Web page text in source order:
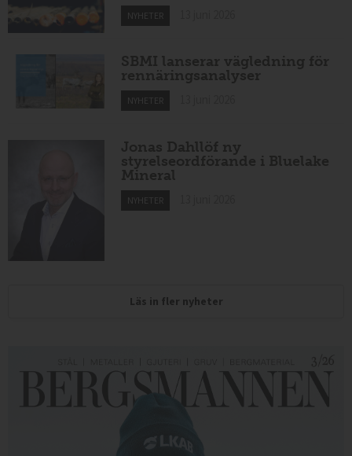
NYHETER
SBMI lanserar vägledning för
rennäringsanalyser
NYHETER
Jonas Dahllöf ny
styrelseordförande i Bluelake
Mineral
NYHETER
Läs in fler nyheter